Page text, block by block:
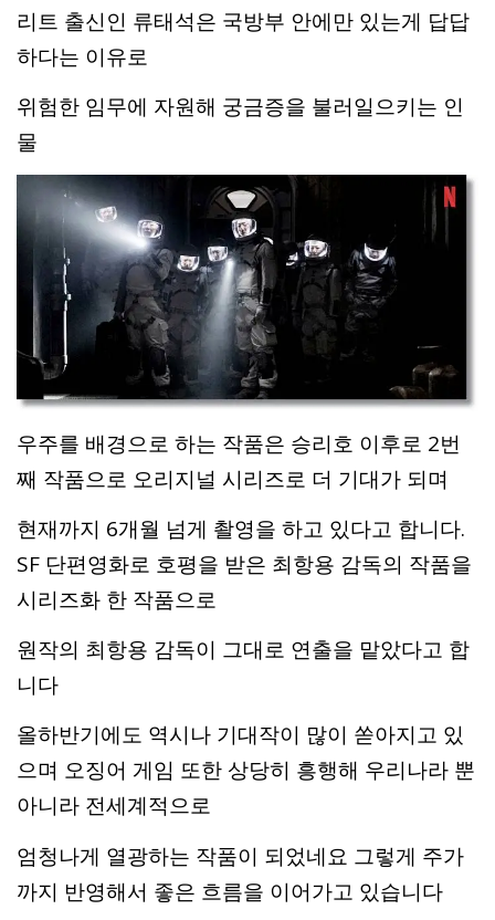
리트 출신인 류태석은 국방부 안에만 있는게 답답
하다는 이유로
위험한 임무에 자원해 궁금증을 불러일으키는 인
물
우주를 배경으로 하는 작품은 승리호 이후로 2번
째 작품으로 오리지널 시리즈로 더 기대가 되며
현재까지 6개월 넘게 촬영을 하고 있다고 합니다.
SF 단편영화로 호평을 받은 최항용 감독의 작품을
시리즈화 한 작품으로
원작의 최항용 감독이 그대로 연출을 맡았다고 합
니다
올하반기에도 역시나 기대작이 많이 쏟아지고 있
으며 오징어 게임 또한 상당히 흥행해 우리나라 뿐
아니라 전세계적으로
엄청나게 열광하는 작품이 되었네요 그렇게 주가
까지 반영해서 좋은 흐름을 이어가고 있습니다